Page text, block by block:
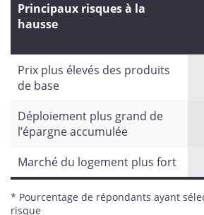
Principaux risques à la
hausse
Prix plus élevés des produits
de base
Déploiement plus grand de
l’épargne accumulée
Marché du logement plus fort
* Pourcentage de répondants ayant
risque